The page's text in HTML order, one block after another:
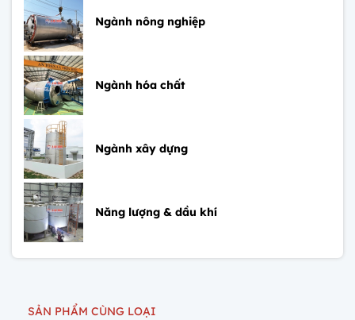
Ngành nông nghiệp
Ngành hóa chất
Ngành xây dựng
Năng lượng & dầu khí
SẢN PHẨM CÙNG LOẠI